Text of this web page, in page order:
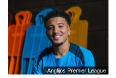
Anglijos Premier League